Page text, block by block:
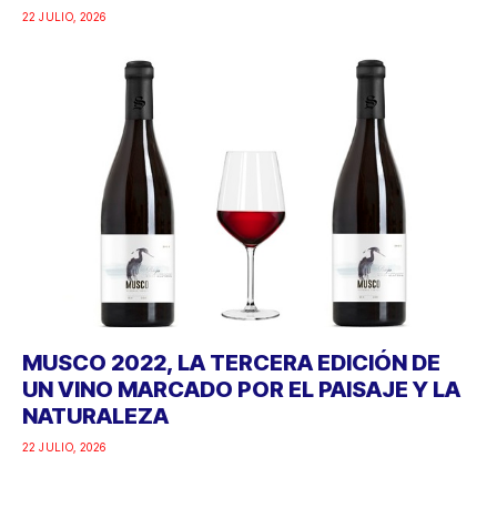
22 JULIO, 2026
MUSCO 2022, LA TERCERA EDICIÓN DE
UN VINO MARCADO POR EL PAISAJE Y LA
NATURALEZA
22 JULIO, 2026